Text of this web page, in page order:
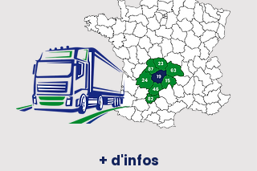
+ d'infos